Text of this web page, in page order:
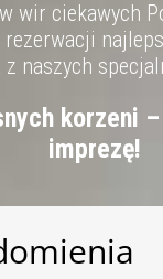
wir ciekawych
z naszych
korzeni
imprezę!